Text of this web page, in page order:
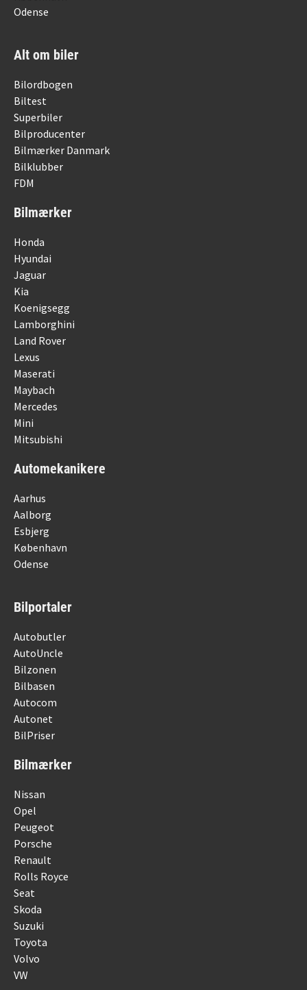
Odense
Alt om biler
Bilordbogen
Biltest
Superbiler
Bilproducenter
Bilmærker Danmark
Bilklubber
FDM
Bilmærker
Honda
Hyundai
Jaguar
Kia
Koenigsegg
Lamborghini
Land Rover
Lexus
Maserati
Maybach
Mercedes
Mini
Mitsubishi
Automekanikere
Aarhus
Aalborg
Esbjerg
København
Odense
Bilportaler
Autobutler
AutoUncle
Bilzonen
Bilbasen
Autocom
Autonet
BilPriser
Bilmærker
Nissan
Opel
Peugeot
Porsche
Renault
Rolls Royce
Seat
Skoda
Suzuki
Toyota
Volvo
VW